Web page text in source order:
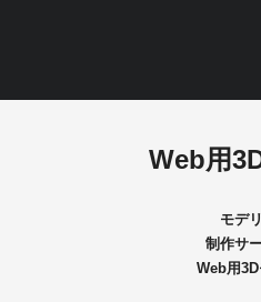
Web用
モデ
制作サ
Web用